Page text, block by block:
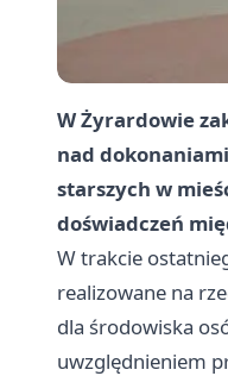
W Żyrardowie
nad
starszych w
doświadczeń
W trakcie
realizowane na
dla środowiska
uwzględnieniem